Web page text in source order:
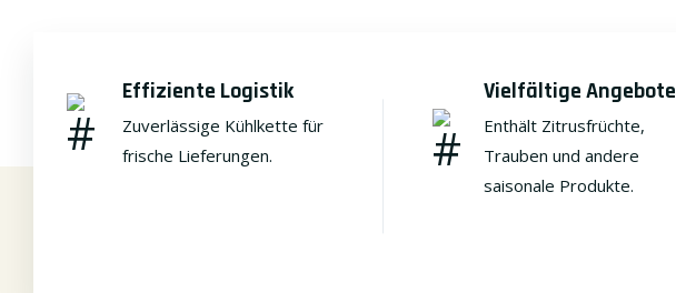
Effiziente Logistik
Zuverlässige Kühlkette für
frische Lieferungen.
Vielfältige Angebote
Enthält Zitrusfrüchte,
Trauben und andere
saisonale Produkte.